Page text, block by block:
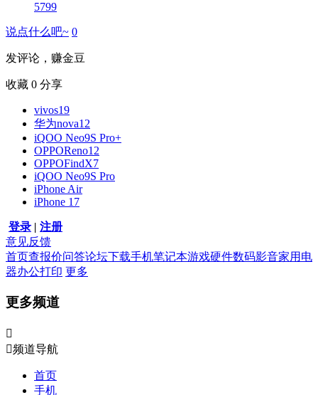
5799
说点什么吧~ 0
发评论，赚金豆
收藏 0 分享
vivos19
华为nova12
iQOO Neo9S Pro+
OPPOReno12
OPPOFindX7
iQOO Neo9S Pro
iPhone Air
iPhone 17
登录 | 注册
意见反馈
首页查报价问答论坛下载手机笔记本游戏硬件数码影音家用电
器办公打印 更多
更多频道

频道导航
首页
手机